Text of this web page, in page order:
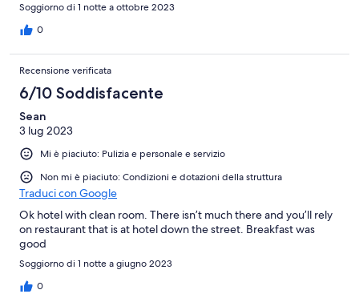
Soggiorno di 1 notte a ottobre 2023
0
Recensione verificata
6/10 Soddisfacente
Sean
3 lug 2023
Mi è piaciuto: Pulizia e personale e servizio
Non mi è piaciuto: Condizioni e dotazioni della struttura
Traduci con Google
Ok hotel with clean room. There isn’t much there and you’ll rely
on restaurant that is at hotel down the street. Breakfast was
good
Soggiorno di 1 notte a giugno 2023
0